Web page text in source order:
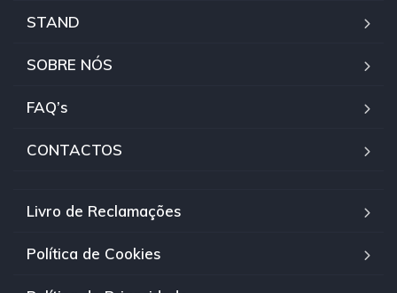
STAND
SOBRE NÓS
FAQ’s
CONTACTOS
Livro de Reclamações
Política de Cookies